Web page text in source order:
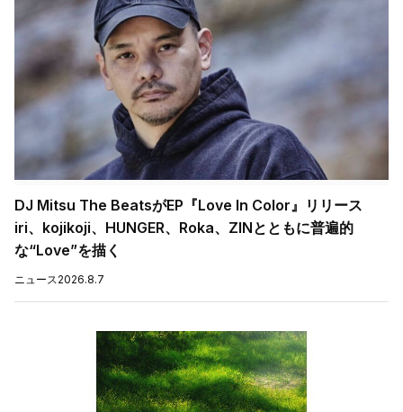
DJ Mitsu The BeatsがEP『Love In Color』リリース
iri、kojikoji、HUNGER、Roka、ZINとともに普遍的
な“Love”を描く
ニュース2026.8.7